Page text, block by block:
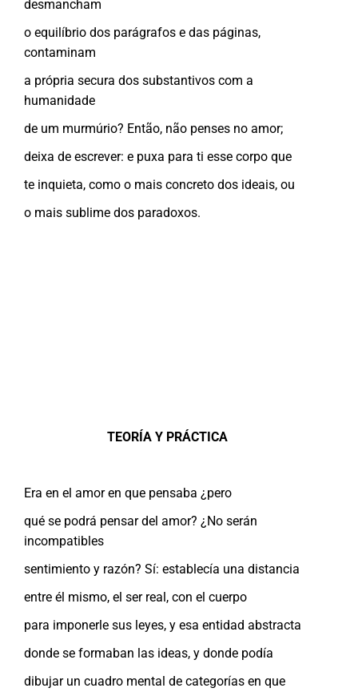
desmancham
o equilíbrio dos parágrafos e das páginas,
contaminam
a própria secura dos substantivos com a
humanidade
de um murmúrio? Então, não penses no amor;
deixa de escrever: e puxa para ti esse corpo que
te inquieta, como o mais concreto dos ideais, ou
o mais sublime dos paradoxos.
TEORÍA Y PRÁCTICA
Era en el amor en que pensaba ¿pero
qué se podrá pensar del amor? ¿No serán
incompatibles
sentimiento y razón? Sí: establecía una distancia
entre él mismo, el ser real, con el cuerpo
para imponerle sus leyes, y esa entidad abstracta
donde se formaban las ideas, y donde podía
dibujar un cuadro mental de categorías en que